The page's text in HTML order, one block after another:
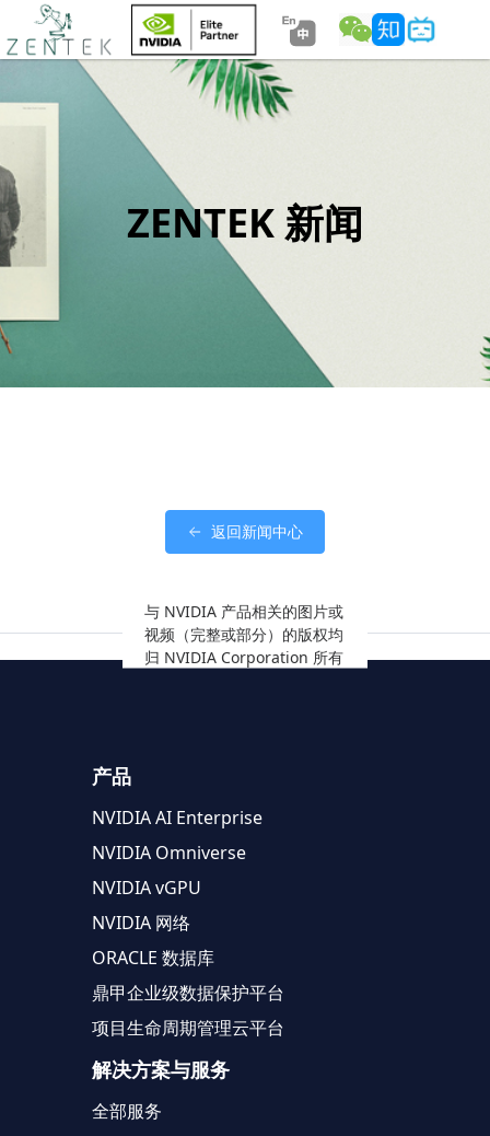
ZENTEK 新闻
返回新闻中心
与 NVIDIA 产品相关的图片或
视频（完整或部分）的版权均
归 NVIDIA Corporation 所有
产品
NVIDIA AI Enterprise
NVIDIA Omniverse
NVIDIA vGPU
NVIDIA 网络
ORACLE 数据库
鼎甲企业级数据保护平台
项目生命周期管理云平台
解决方案与服务
全部服务